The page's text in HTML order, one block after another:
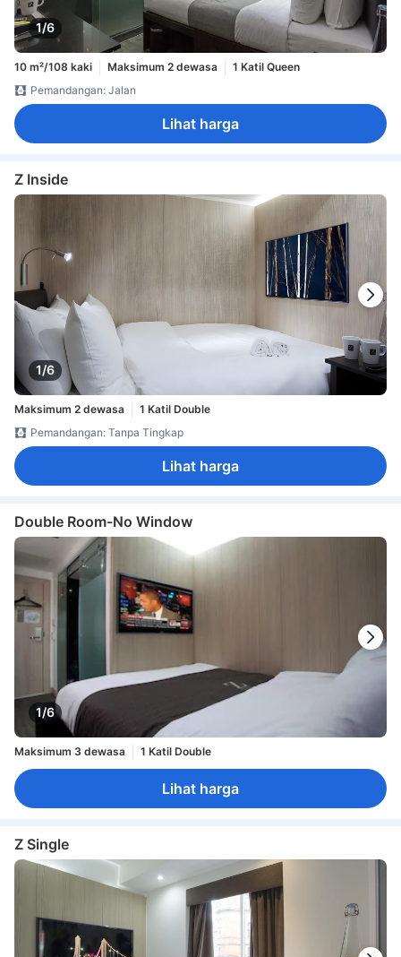
1/6
10 m²/108 kaki Maksimum 2 dewasa
1 Katil Queen
Pemandangan: Jalan
Lihat harga
Z Inside
1/6
Maksimum 2 dewasa
1 Katil Double
Pemandangan: Tanpa Tingkap
Lihat harga
Double Room-No Window
1/6
Maksimum 3 dewasa 1 Katil Double
Lihat harga
Z Single